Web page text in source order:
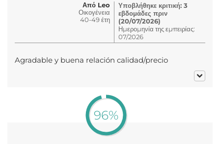
Από Leo
Οικογένεια
40-49 έτη
Υποβλήθηκε κριτική: 3
εβδομάδες πριν
(20/07/2026)
Ημερομηνία της εμπειρίας:
07/2026
Agradable y buena relación calidad/precio
96%